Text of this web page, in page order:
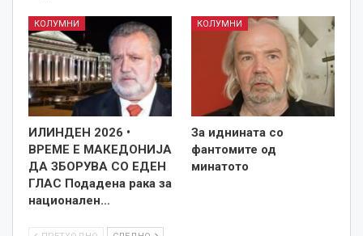
КОЛУМНИ
ИЛИНДЕН 2026 •
ВРЕМЕ Е МАКЕДОНИЈА
ДА ЗБОРУВА СО ЕДЕН
ГЛАС Подадена рака за
национален…
КОЛУМНИ
За иднината со
фантомите од
минатото